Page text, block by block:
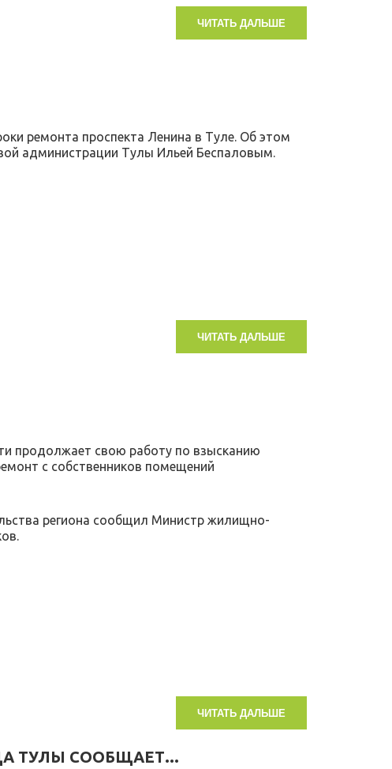
ЧИТАТЬ ДАЛЬШЕ
ремонта проспекта Ленина в Туле. Об этом
администрации Тулы Ильей Беспаловым.
ЧИТАТЬ ДАЛЬШЕ
продолжает свою работу по взысканию
с собственников помещений
региона сообщил Министр жилищно-
ЧИТАТЬ ДАЛЬШЕ
ТУЛЫ СООБЩАЕТ...